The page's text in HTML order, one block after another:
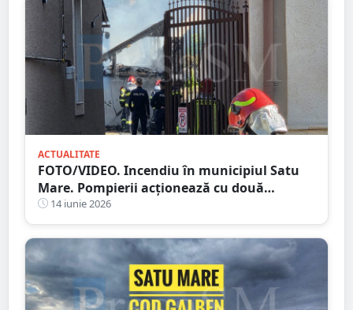
ACTUALITATE
FOTO/VIDEO. Incendiu în municipiul Satu
Mare. Pompierii acționează cu două
autospeciale
14 iunie 2026